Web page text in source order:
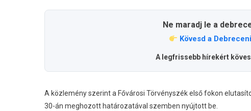
Ne maradj le a
Kövesd a
A legfrissebb hírekért
A közlemény szerint a Fővárosi Törvényszék első fokon
30-án meghozott határozatával szemben nyújtott be.